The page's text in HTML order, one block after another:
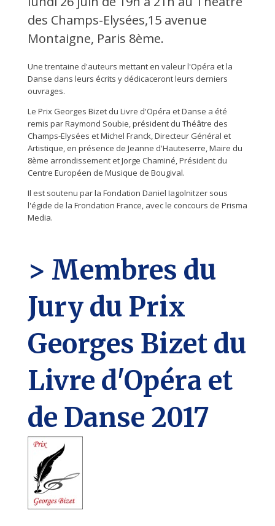
des Champs-Elysées,15 avenue
Montaigne, Paris 8ème.
Une trentaine d'auteurs mettant en valeur l'Opéra et la
Danse dans leurs écrits y dédicaceront leurs derniers
ouvrages.
Le Prix Georges Bizet du Livre d'Opéra et Danse a été
remis par Raymond Soubie, président du Théâtre des
Champs-Elysées et Michel Franck, Directeur Général et
Artistique, en présence de Jeanne d'Hauteserre, Maire du
8ème arrondissement et Jorge Chaminé, Président du
Centre Européen de Musique de Bougival.
Il est soutenu par la Fondation Daniel Iagolnitzer sous
l'égide de la Frondation France, avec le concours de Prisma
Media.
> Membres du
Jury du Prix
Georges Bizet du
Livre d'Opéra et
de Danse 2017